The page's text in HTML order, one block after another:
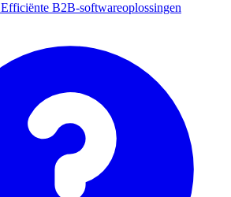
Efficiënte B2B-softwareoplossingen